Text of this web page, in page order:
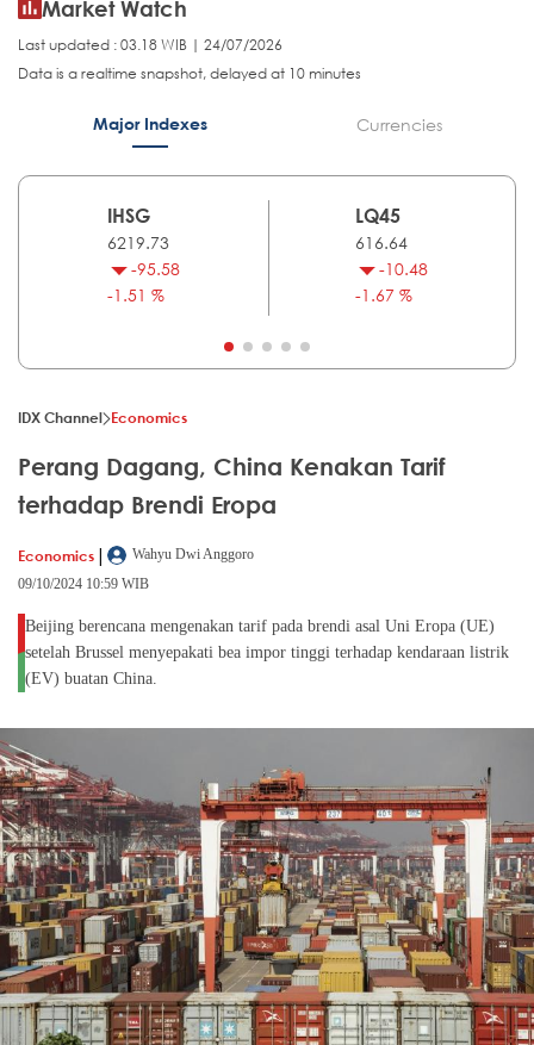
Market Watch
Last updated : 03.18 WIB | 24/07/2026
Data is a realtime snapshot, delayed at 10 minutes
Major Indexes Currencies
IHSG
6219.73
-95.58
-1.51 %
LQ45
616.64
-10.48
-1.67 %
IDX Channel Economics
Perang Dagang, China Kenakan Tarif
terhadap Brendi Eropa
Economics |
Wahyu Dwi Anggoro
09/10/2024 10:59 WIB
Beijing berencana mengenakan tarif pada brendi asal Uni Eropa (UE)
setelah Brussel menyepakati bea impor tinggi terhadap kendaraan listrik
(EV) buatan China.